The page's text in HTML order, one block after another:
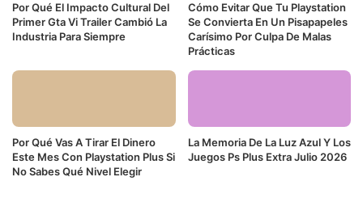
Por Qué El Impacto Cultural Del
Primer Gta Vi Trailer Cambió La
Industria Para Siempre
Cómo Evitar Que Tu Playstation
Se Convierta En Un Pisapapeles
Carísimo Por Culpa De Malas
Prácticas
Por Qué Vas A Tirar El Dinero
Este Mes Con Playstation Plus Si
No Sabes Qué Nivel Elegir
La Memoria De La Luz Azul Y Los
Juegos Ps Plus Extra Julio 2026